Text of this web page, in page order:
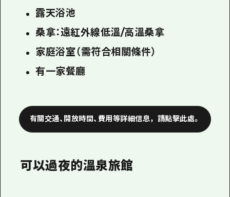
露天浴池
桑拿：遠紅外線低溫/高溫桑拿
家庭浴室（需符合相關條件）
有一家餐廳
有關交通、開放時間、費用等詳細信息，請點擊此處。
可以過夜的溫泉旅館